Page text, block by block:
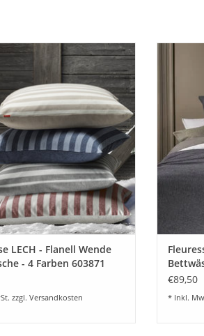
zertifiziert
bügelfreie Wendebettwäsche
Baumwolle, in 4 versch. Farben:
Fb.2 Marine, Fb.4 Rot, Fb.7
Mandel
HINZUFÜGEN
LECH - Flanell Wende
- 4 Farben 603871
zzgl. Versandkosten
603089
€89,50
* Inkl.